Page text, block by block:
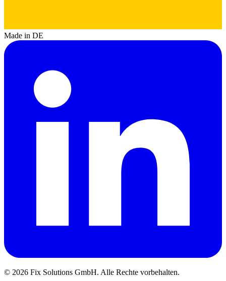
Made in DE
© 2026 Fix Solutions GmbH. Alle Rechte vorbehalten.